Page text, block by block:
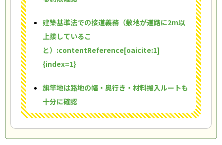
建築基準法での接道義務（敷地が道路に2m以
上接しているこ
と）:contentReference[oaicite:1]
{index=1}
旗竿地は路地の幅・奥行き・材料搬入ルートも
十分に確認